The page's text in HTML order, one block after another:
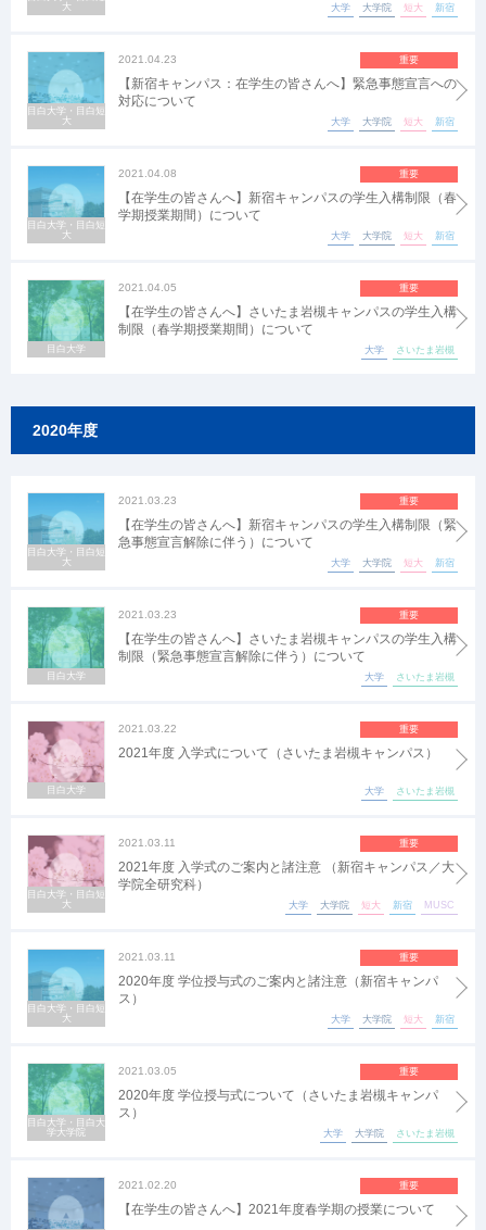
大学 大学院 短大 新宿
大
2021.04.23 重要
【新宿キャンパス：在学生の皆さんへ】緊急事態宣言への
対応について
大学 大学院 短大 新宿
目白大学・目白短
大
2021.04.08 重要
【在学生の皆さんへ】新宿キャンパスの学生入構制限（春
学期授業期間）について
大学 大学院 短大 新宿
目白大学・目白短
大
2021.04.05 重要
【在学生の皆さんへ】さいたま岩槻キャンパスの学生入構
制限（春学期授業期間）について
大学 さいたま岩槻
目白大学
2020年度
2021.03.23 重要
【在学生の皆さんへ】新宿キャンパスの学生入構制限（緊
急事態宣言解除に伴う）について
大学 大学院 短大 新宿
目白大学・目白短
大
2021.03.23 重要
【在学生の皆さんへ】さいたま岩槻キャンパスの学生入構
制限（緊急事態宣言解除に伴う）について
大学 さいたま岩槻
目白大学
2021.03.22 重要
2021年度 入学式について（さいたま岩槻キャンパス）
大学 さいたま岩槻
目白大学
2021.03.11 重要
2021年度 入学式のご案内と諸注意 （新宿キャンパス／大
学院全研究科）
大学 大学院 短大 新宿 MUSC
目白大学・目白短
大
2021.03.11 重要
2020年度 学位授与式のご案内と諸注意（新宿キャンパ
ス）
大学 大学院 短大 新宿
目白大学・目白短
大
2021.03.05 重要
2020年度 学位授与式について（さいたま岩槻キャンパ
ス）
大学 大学院 さいたま岩槻
目白大学・目白大
学大学院
2021.02.20 重要
【在学生の皆さんへ】2021年度春学期の授業について